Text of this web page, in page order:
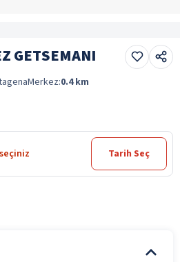
GETSEMANI
Merkez:0.4 km
Tarih Seç